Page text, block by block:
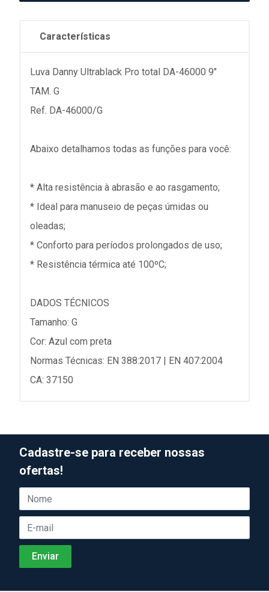
Características
Luva Danny Ultrablack Pro total DA-46000 9"
TAM. G
Ref. DA-46000/G
Abaixo detalhamos todas as funções para você:
* Alta resistência à abrasão e ao rasgamento;
* Ideal para manuseio de peças úmidas ou
oleadas;
* Conforto para períodos prolongados de uso;
* Resistência térmica até 100ºC;
DADOS TÉCNICOS
Tamanho: G
Cor: Azul com preta
Normas Técnicas: EN 388:2017 | EN 407:2004
CA: 37150
Cadastre-se para receber nossas
ofertas!